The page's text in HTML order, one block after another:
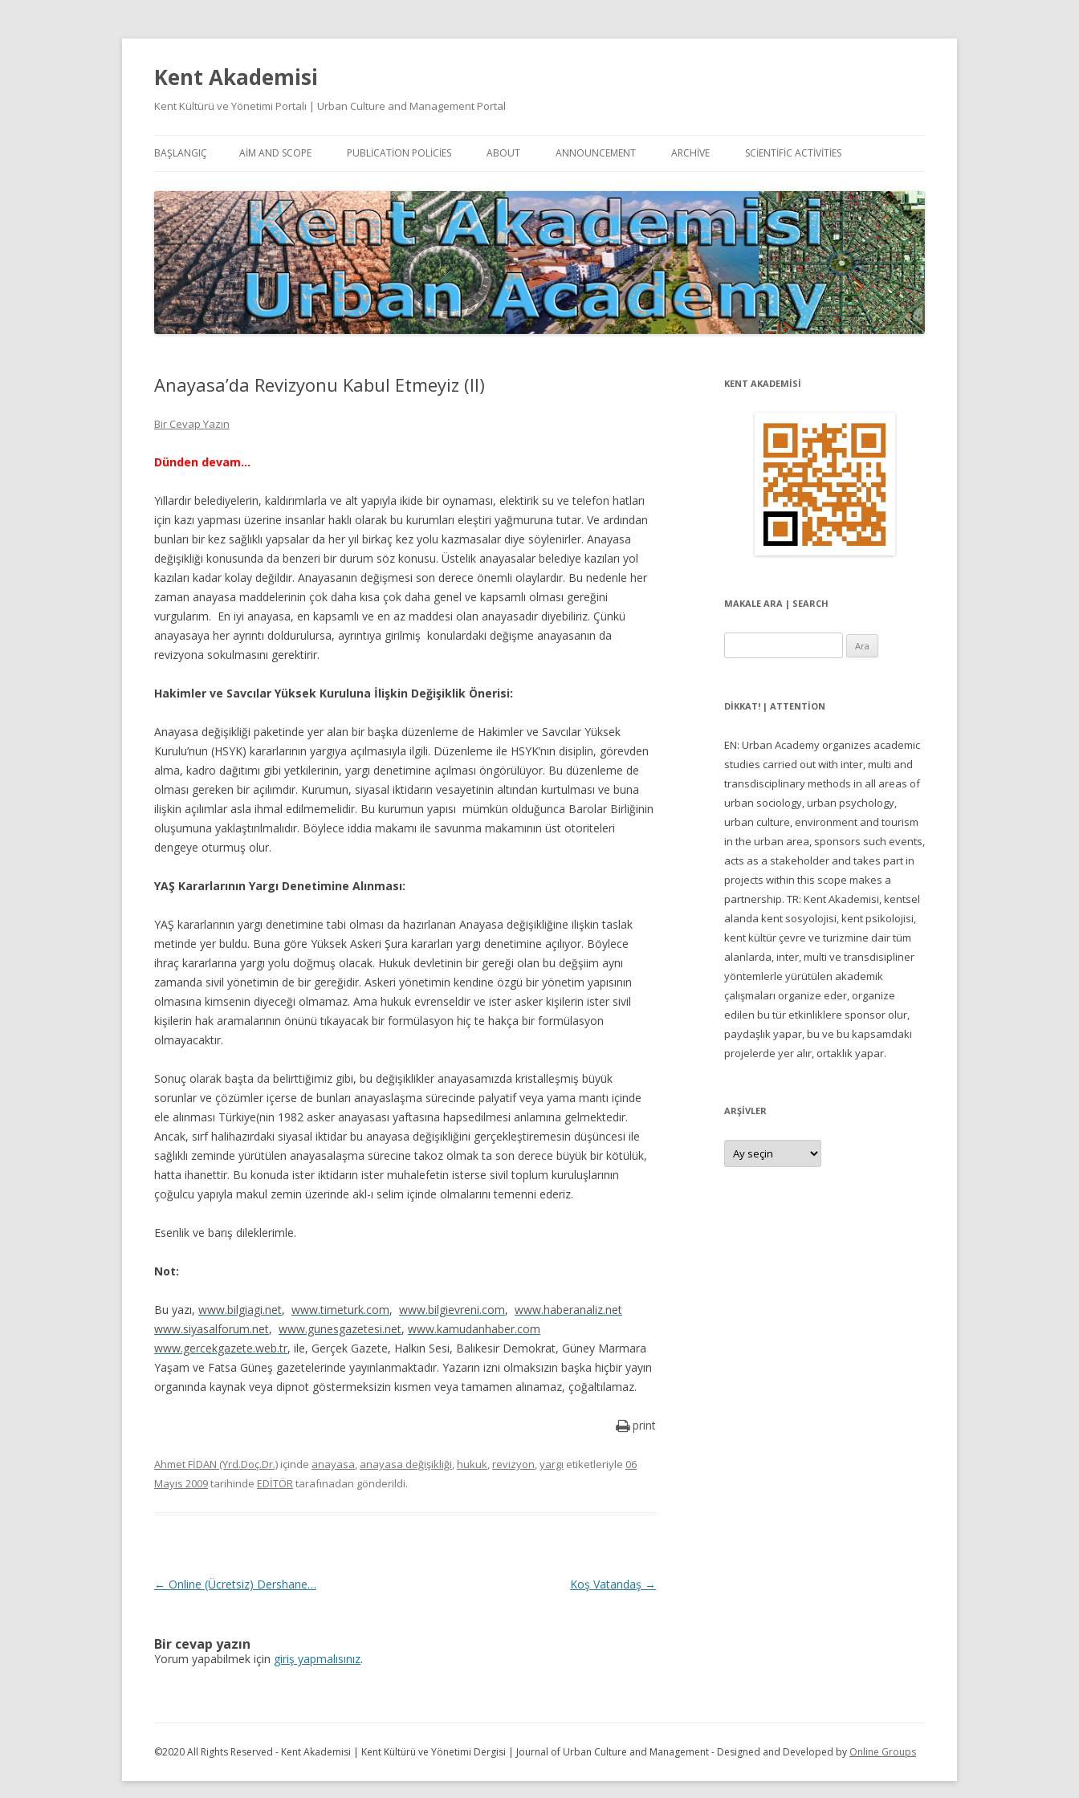
Kent Akademisi
Kent Kültürü ve Yönetimi Portalı | Urban Culture and Management Portal
atla
BAŞLANGIÇ AIM AND SCOPE PUBLICATION POLICIES
DOCUMENTATION
YAZIM KURALLARI
SÜREÇ REHBERI | PROCESS GUIDE
ETIK İLKELER | ETHICAL RULES
ABOUT
EDITORIAL BOARD
ETIK KURUL | ETHICAL BOARDS
İNDEKSLER
JOURNAL HISTORY | DERGI
TARIHÇESI
İLETIŞIM | CONTACT US
PUBLICATION GROUP
REKLAM TARIFESI |
ADVERTISEMENT FEE
ANNOUNCEMENT ARCHIVE SCIENTIFIC ACTIVITIES
Anayasa’da Revizyonu Kabul Etmeyiz (II)
Bir Cevap Yazın
Dünden devam…
Yıllardır belediyelerin, kaldırımlarla ve alt yapıyla ikide bir oynaması, elektirik su ve telefon hatları
için kazı yapması üzerine insanlar haklı olarak bu kurumları eleştiri yağmuruna tutar. Ve ardından
bunları bir kez sağlıklı yapsalar da her yıl birkaç kez yolu kazmasalar diye söylenirler. Anayasa
değişikliği konusunda da benzeri bir durum söz konusu. Üstelik anayasalar belediye kazıları yol
kazıları kadar kolay değildir. Anayasanın değişmesi son derece önemli olaylardır. Bu nedenle her
zaman anayasa maddelerinin çok daha kısa çok daha genel ve kapsamlı olması gereğini
vurgularım. En iyi anayasa, en kapsamlı ve en az maddesi olan anayasadır diyebiliriz. Çünkü
anayasaya her ayrıntı doldurulursa, ayrıntıya girilmiş konulardaki değişme anayasanın da
revizyona sokulmasını gerektirir.
Hakimler ve Savcılar Yüksek Kuruluna İlişkin Değişiklik Önerisi:
Anayasa değişikliği paketinde yer alan bir başka düzenleme de Hakimler ve Savcılar Yüksek
Kurulu’nun (HSYK) kararlarının yargıya açılmasıyla ilgili. Düzenleme ile HSYK’nın disiplin, görevden
alma, kadro dağıtımı gibi yetkilerinin, yargı denetimine açılması öngörülüyor. Bu düzenleme de
olması gereken bir açılımdır. Kurumun, siyasal iktidarın vesayetinin altından kurtulması ve buna
ilişkin açılımlar asla ihmal edilmemelidir. Bu kurumun yapısı mümkün olduğunca Barolar Birliğinin
oluşumuna yaklaştırılmalıdır. Böylece iddia makamı ile savunma makamının üst otoriteleri
dengeye oturmuş olur.
YAŞ Kararlarının Yargı Denetimine Alınması:
YAŞ kararlarının yargı denetimine tabi olması da hazırlanan Anayasa değişikliğine ilişkin taslak
metinde yer buldu. Buna göre Yüksek Askeri Şura kararları yargı denetimine açılıyor. Böylece
ihraç kararlarına yargı yolu doğmuş olacak. Hukuk devletinin bir gereği olan bu değşiim aynı
zamanda sivil yönetimin de bir gereğidir. Askeri yönetimin kendine özgü bir yönetim yapısının
olmasına kimsenin diyeceği olmamaz. Ama hukuk evrenseldir ve ister asker kişilerin ister sivil
kişilerin hak aramalarının önünü tıkayacak bir formülasyon hiç te hakça bir formülasyon
olmayacaktır.
Sonuç olarak başta da belirttiğimiz gibi, bu değişiklikler anayasamızda kristalleşmiş büyük
sorunlar ve çözümler içerse de bunları anayaslaşma sürecinde palyatif veya yama mantı içinde
ele alınması Türkiye(nin 1982 asker anayasası yaftasına hapsedilmesi anlamına gelmektedir.
Ancak, sırf halihazırdaki siyasal iktidar bu anayasa değişikliğini gerçekleştiremesin düşüncesi ile
sağlıklı zeminde yürütülen anayasalaşma sürecine takoz olmak ta son derece büyük bir kötülük,
hatta ihanettir. Bu konuda ister iktidarın ister muhalefetin isterse sivil toplum kuruluşlarının
çoğulcu yapıyla makul zemin üzerinde akl-ı selim içinde olmalarını temenni ederiz.
Esenlik ve barış dileklerimle.
Not:
Bu yazı, www.bilgiagi.net, www.timeturk.com, www.bilgievreni.com, www.haberanaliz.net
www.siyasalforum.net, www.gunesgazetesi.net, www.kamudanhaber.com
www.gercekgazete.web.tr, ile, Gerçek Gazete, Halkın Sesi, Balıkesir Demokrat, Güney Marmara
Yaşam ve Fatsa Güneş gazetelerinde yayınlanmaktadır. Yazarın izni olmaksızın başka hiçbir yayın
organında kaynak veya dipnot göstermeksizin kısmen veya tamamen alınamaz, çoğaltılamaz.
print
Ahmet FİDAN (Yrd.Doç.Dr.) içinde anayasa, anayasa değişikliği, hukuk, revizyon,yargı etiketleriyle 06
Mayıs 2009tarihinde EDİTÖRtarafınadan gönderildi.
Y
ı
ı
← Online (Ücretsiz) Dershane… Koş Vatandaş →
Bir cevap yazın
Yorum yapabilmek için giriş yapmalısınız.
KENT AKADEMİSİ
MAKALE ARA | SEARCH
DIKKAT! | ATTENTION
EN: Urban Academy organizes academic
studies carried out with inter, multi and
transdisciplinary methods in all areas of
urban sociology, urban psychology,
urban culture, environment and tourism
in the urban area, sponsors such events,
acts as a stakeholder and takes part in
projects within this scope makes a
partnership. TR: Kent Akademisi, kentsel
alanda kent sosyolojisi, kent psikolojisi,
kent kültür çevre ve turizmine dair tüm
alanlarda, inter, multi ve transdisipliner
yöntemlerle yürütülen akademik
çalışmaları organize eder, organize
edilen bu tür etkinliklere sponsor olur,
paydaşlık yapar, bu ve bu kapsamdaki
projelerde yer alır, ortaklık yapar.
ARŞIVLER
Arşivler
©2020 All Rights Reserved - Kent Akademisi | Kent Kültürü ve Yönetimi Dergisi | Journal of Urban Culture and Management - Designed and Developed by Online Groups